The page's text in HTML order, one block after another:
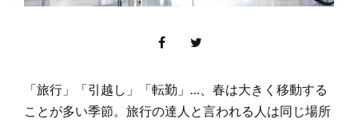
「旅行」「引越し」「転勤」…、春は大きく移動する
ことが多い季節。旅行の達人と言われる人は同じ場所